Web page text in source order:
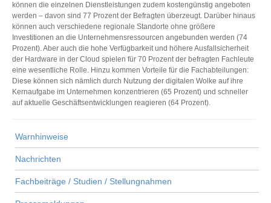
können die einzelnen Dienstleistungen zudem kostengünstig angeboten
werden – davon sind 77 Prozent der Befragten überzeugt. Darüber hinaus
können auch verschiedene regionale Standorte ohne größere
Investitionen an die Unternehmensressourcen angebunden werden (74
Prozent). Aber auch die hohe Verfügbarkeit und höhere Ausfallsicherheit
der Hardware in der Cloud spielen für 70 Prozent der befragten Fachleute
eine wesentliche Rolle. Hinzu kommen Vorteile für die Fachabteilungen:
Diese können sich nämlich durch Nutzung der digitalen Wolke auf ihre
Kernaufgabe im Unternehmen konzentrieren (65 Prozent) und schneller
auf aktuelle Geschäftsentwicklungen reagieren (64 Prozent).
Warnhinweise
Nachrichten
Fachbeiträge / Studien / Stellungnahmen